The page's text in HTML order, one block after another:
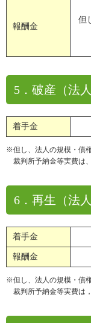
報酬金
但
5．破産（法人
着手金
※但し、法人の規模・債
裁判所予納金等実費は
6．再生（法人
着手金
報酬金
※但し、法人の規模・債
裁判所予納金等実費は